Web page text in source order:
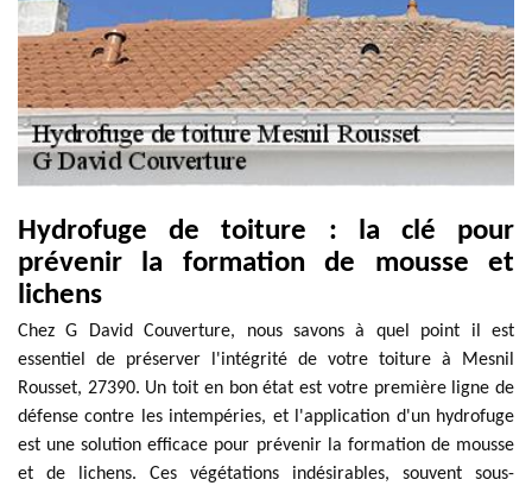
Hydrofuge de toiture : la clé pour
prévenir la formation de mousse et
lichens
Chez G David Couverture, nous savons à quel point il est
essentiel de préserver l'intégrité de votre toiture à Mesnil
Rousset, 27390. Un toit en bon état est votre première ligne de
défense contre les intempéries, et l'application d'un hydrofuge
est une solution efficace pour prévenir la formation de mousse
et de lichens. Ces végétations indésirables, souvent sous-